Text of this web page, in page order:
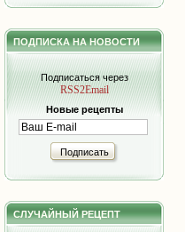
ПОДПИСКА НА НОВОСТИ
Подписаться через
RSS2Email
Новые рецепты
Подписать
СЛУЧАЙНЫЙ РЕЦЕПТ